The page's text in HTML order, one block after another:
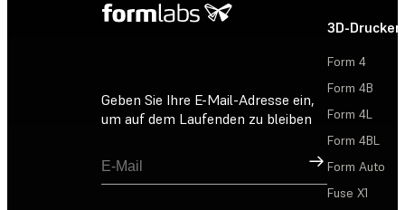
Geben Sie Ihre E-Mail-Adresse ein,
um auf dem Laufenden zu bleiben
Registrieren
3D-Drucker
Form 4
Form 4B
Form 4L
Form 4BL
Form Auto
Fuse X1